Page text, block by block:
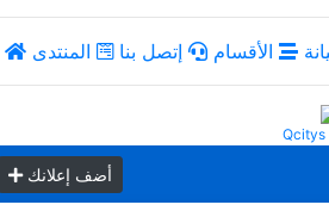
الأقسام إتصل بنا المنتدى
أضف إعلانك